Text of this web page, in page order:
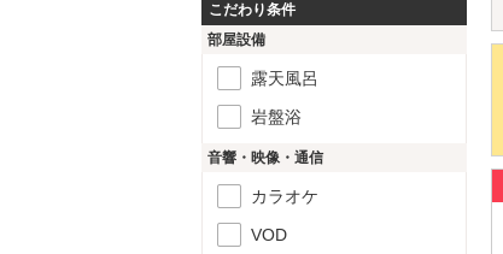
こだわり条件
部屋設備
露天風呂
岩盤浴
音響・映像・通信
カラオケ
VOD